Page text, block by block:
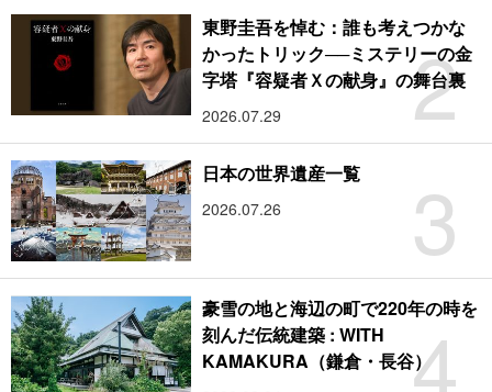
2
東野圭吾を悼む：誰も考えつかな
かったトリック──ミステリーの金
字塔『容疑者Ｘの献身』の舞台裏
2026.07.29
3
日本の世界遺産一覧
2026.07.26
4
豪雪の地と海辺の町で220年の時を
刻んだ伝統建築 : WITH
KAMAKURA（鎌倉・長谷）